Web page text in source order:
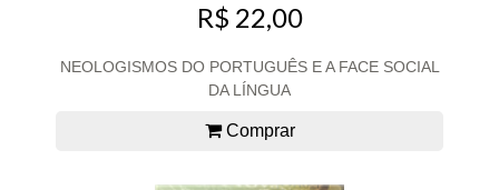
R$ 22,00
NEOLOGISMOS DO PORTUGUÊS E A FACE SOCIAL
DA LÍNGUA
Comprar